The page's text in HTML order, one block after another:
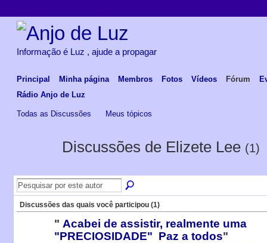
Informação é Luz , ajude a propagar
Principal Minha página Membros Fotos Vídeos Fórum
Rádio Anjo de Luz
Todas as Discussões Meus tópicos
Discussões de Elizete Lee (1)
Discussões das quais você participou (1)
" Acabei de assistir, realmente uma
"PRECIOSIDADE" Paz a todos"